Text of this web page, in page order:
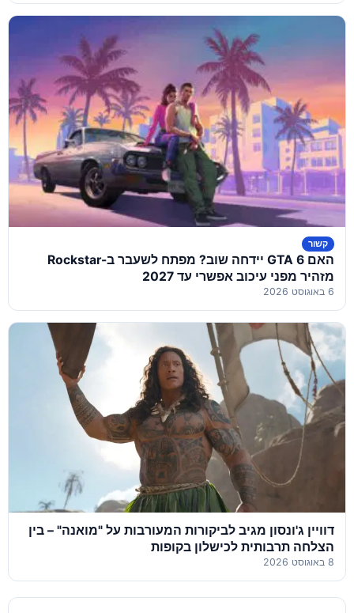
קשור
האם GTA 6 יידחה שוב? מפתח לשעבר ב-Rockstar
מזהיר מפני עיכוב אפשרי עד 2027
6 באוגוסט 2026
דוויין ג'ונסון מגיב לביקורות המעורבות על "מואנה" – בין
הצלחה תרבותית לכישלון בקופות
8 באוגוסט 2026